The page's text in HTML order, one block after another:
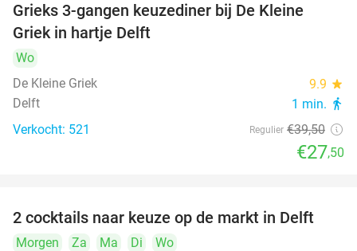
Grieks 3-gangen keuzediner bij De Kleine
Griek in hartje Delft
Wo
De Kleine Griek
9.9 star
Delft 1 min. directions_walk
Verkocht: 521 Regulier €39,50
€27,50
50%
2 cocktails naar keuze op de markt in Delft
Morgen Za Ma Di
Wo